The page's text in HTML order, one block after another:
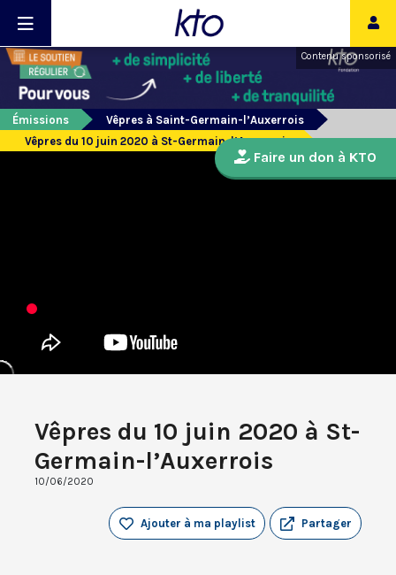
Contenu sponsorisé
Émissions
Vêpres à Saint-Germain-l’Auxerrois
Vêpres du 10 juin 2020 à St-Germain-l’Auxerrois
Vêpres du 10 juin 2020 à St-
Germain-l’Auxerrois
10/06/2020
Partager
Ajouter à ma playlist
Faire un don à KTO